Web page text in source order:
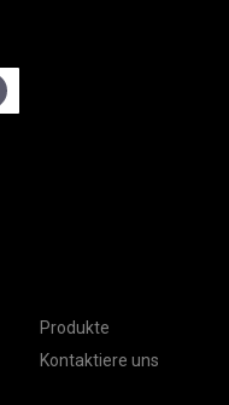
Produkte
Kontaktiere uns